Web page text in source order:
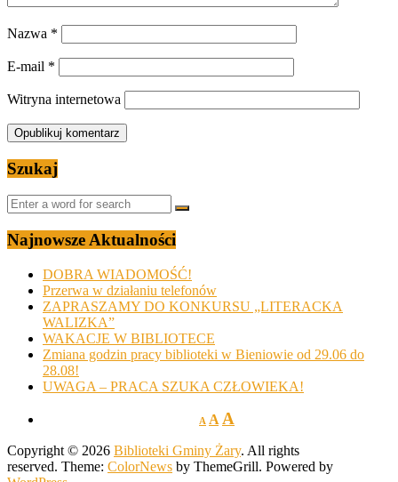
Nazwa *
E-mail *
Witryna internetowa
Szukaj
Najnowsze Aktualności
DOBRA WIADOMOŚĆ!
Przerwa w działaniu telefonów
ZAPRASZAMY DO KONKURSU „LITERACKA
WALIZKA”
WAKACJE W BIBLIOTECE
Zmiana godzin pracy biblioteki w Bieniowie od 29.06 do
28.08!
UWAGA – PRACA SZUKA CZŁOWIEKA!
A A A
Copyright © 2026 Biblioteki Gminy Żary. All rights
reserved. Theme: ColorNews by ThemeGrill. Powered by